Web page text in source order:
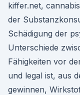
kiffer.net,
der
Schädigung der
Unterschiede
Fähigkeiten vor
und legal ist, aus
gewinnen,